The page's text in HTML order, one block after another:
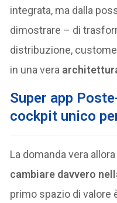
integrata, ma dalla
dimostrare – di
distribuzione,
in una vera
Super app
cockpit unico
La domanda vera
cambiare davvero
primo spazio di valore